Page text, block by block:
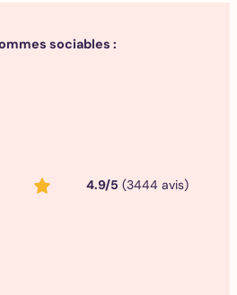
sociables :
4.9/5 (3444 avis)